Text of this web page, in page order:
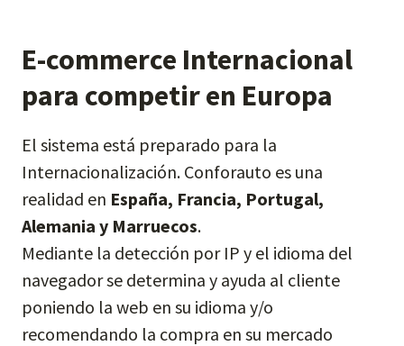
E-commerce Internacional
para competir en Europa
El sistema está preparado para la
Internacionalización. Conforauto es una
realidad en España, Francia, Portugal,
Alemania y Marruecos.
Mediante la detección por IP y el idioma del
navegador se determina y ayuda al cliente
poniendo la web en su idioma y/o
recomendando la compra en su mercado